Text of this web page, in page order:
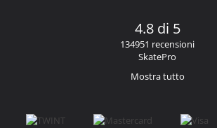
4.8 di 5
134951 recensioni
SkatePro
Mostra tutto